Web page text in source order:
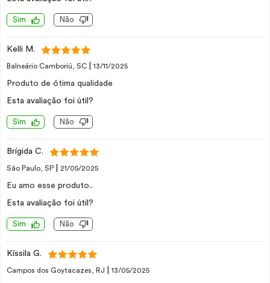
Sim Não
Kelli M.
Balneário Camboriú, SC 13/11/2025
Produto de ótima qualidade
Esta avaliação foi útil?
Sim Não
Brígida C.
São Paulo, SP 21/05/2025
Eu amo esse produto..
Esta avaliação foi útil?
Sim Não
Kíssila G.
Campos dos Goytacazes, RJ 13/05/2025